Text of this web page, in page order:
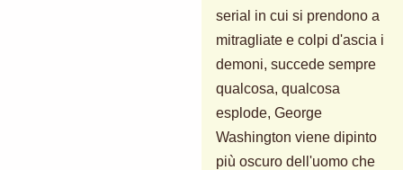
serial in cui si prendono a
mitragliate e colpi d'ascia i
demoni, succede sempre
qualcosa, qualcosa
esplode, George
Washington viene dipinto
più oscuro dell'uomo che